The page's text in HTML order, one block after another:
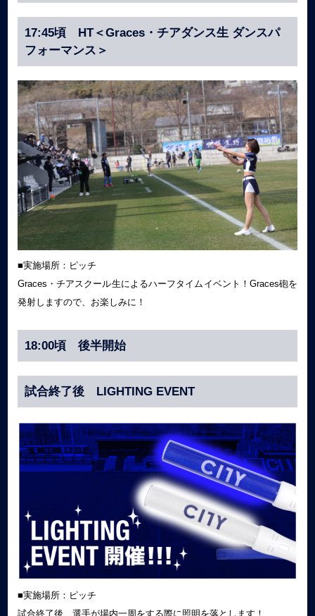
17:45頃 HT＜Graces・チアダンス生 ダンスパ
フォーマンス＞
■実施場所：ピッチ
Graces・チアスクール生によるハーフタイムイベント！Graces砲を
発射しますので、お楽しみに！
18:00頃 後半開始
試合終了後 LIGHTING EVENT
■実施場所：ピッチ
試合終了後、選手が場内一周をする際に照明を落とします！